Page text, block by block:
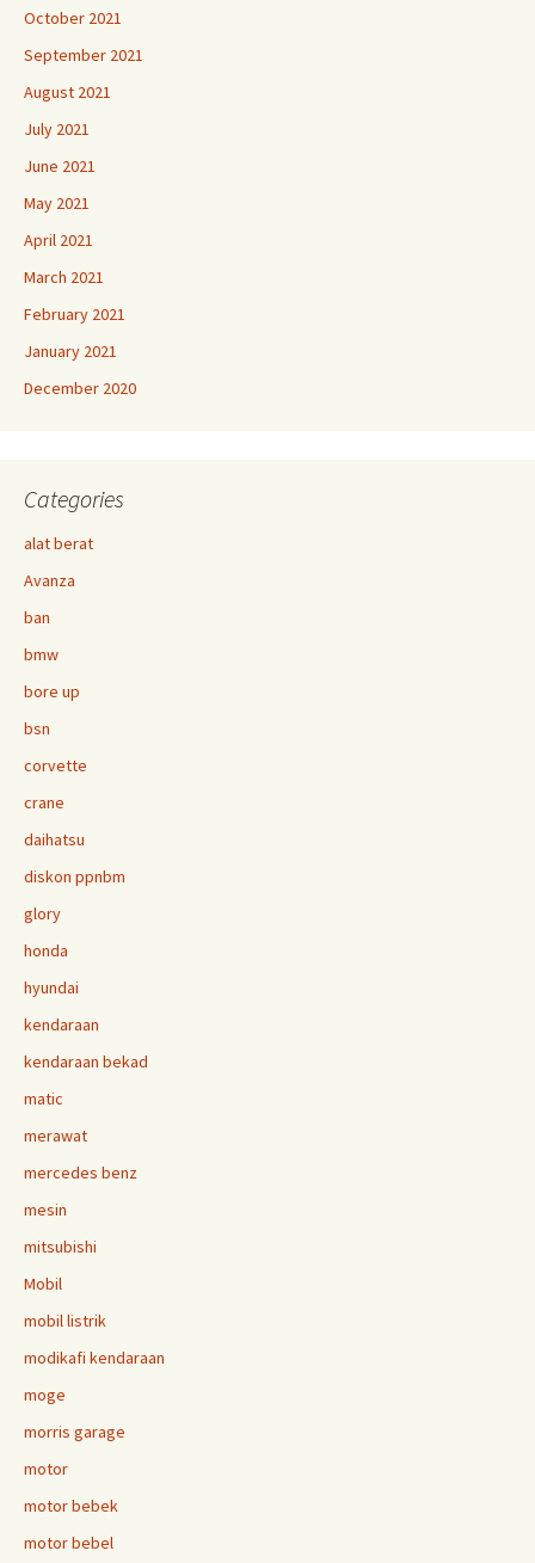
October 2021
September 2021
August 2021
July 2021
June 2021
May 2021
April 2021
March 2021
February 2021
January 2021
December 2020
Categories
alat berat
Avanza
ban
bmw
bore up
bsn
corvette
crane
daihatsu
diskon ppnbm
glory
honda
hyundai
kendaraan
kendaraan bekad
matic
merawat
mercedes benz
mesin
mitsubishi
Mobil
mobil listrik
modikafi kendaraan
moge
morris garage
motor
motor bebek
motor bebel